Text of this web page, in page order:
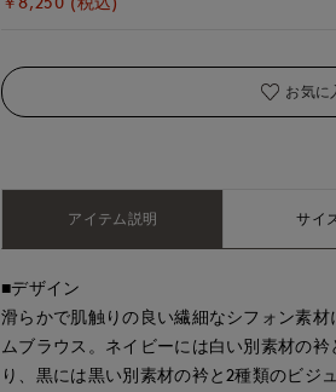
お気に
アイテム説明 サイ
■デザイン
滑らかで肌触りの良い繊細なシフォン素
ムブラウス。ネイビーには白い別素材の
り、黒には黒い別素材の衿と2種類のビジ